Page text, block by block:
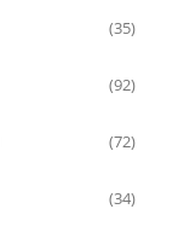
(35)
(92)
(72)
(34)